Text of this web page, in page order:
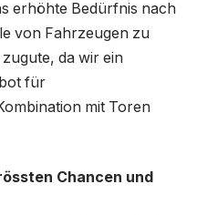
erhöhte Bedürfnis nach
von Fahrzeugen zu
da wir ein
für
mit Toren
Chancen und